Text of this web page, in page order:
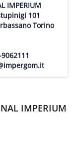
IMPERIUM
101
Torino
IMPERIUM